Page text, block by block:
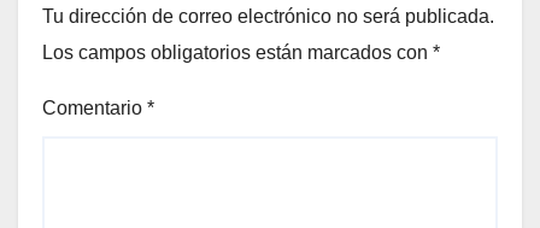
Tu dirección de correo electrónico no será publicada.
Los campos obligatorios están marcados con *
Comentario *